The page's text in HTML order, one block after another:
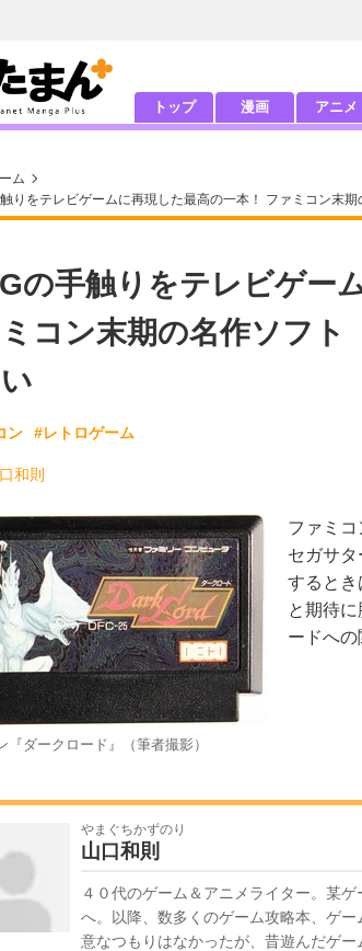
トップ 漫画 アニメ
ム
りをテレビゲームに再現した最高の一本！ ファミコン末
の手触りをテレビゲー
コン末期の名作ソフト
ン #レトロゲーム
和則
『ダークロード』（筆者撮影）
ファミ
セガサ
するとき
と期待
ードへ
やまぐちかずのり
山口和則
４０代のゲーム＆アニメライター。某
へ。以降、数多くのゲーム攻略本、ゲ
意なつもりはなかったが、昔遊んだゲ